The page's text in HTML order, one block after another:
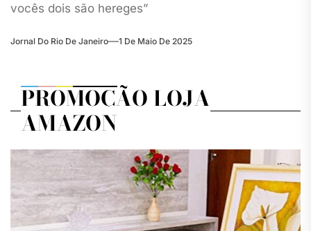
vocês dois são hereges”
Jornal Do Rio De Janeiro 1 De Maio De 2025
PROMOÇÃO LOJA
AMAZON